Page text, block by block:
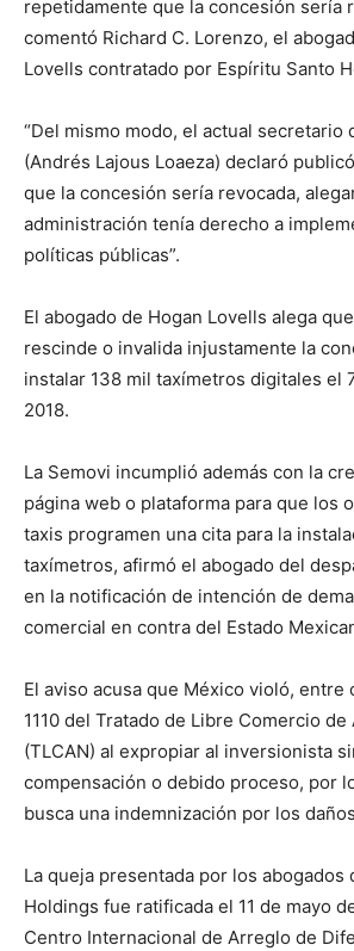
repetidamente que la concesión sería
comentó Richard C. Lorenzo, el
Lovells contratado por Espíritu Santo
“Del mismo modo, el actual secretario
(Andrés Lajous Loaeza) declaró
que la concesión sería revocada,
administración tenía derecho a
políticas públicas”.
El abogado de Hogan Lovells alega
rescinde o invalida injustamente la
instalar 138 mil taxímetros digitales el
2018.
La Semovi incumplió además con la
página web o plataforma para que los
taxis programen una cita para la
taxímetros, afirmó el abogado del
en la notificación de intención de
comercial en contra del Estado
El aviso acusa que México violó,
1110 del Tratado de Libre Comercio
(TLCAN) al expropiar al inversionista
compensación o debido proceso, por
busca una indemnización por los
La queja presentada por los abogados
Holdings fue ratificada el 11 de mayo
Centro Internacional de Arreglo de